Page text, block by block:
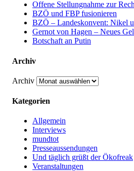
Offene Stellungnahme zur
BZÖ und FBP fusionieren
BZÖ – Landeskonvent: Nikel
Gernot von Hagen – Neues
Botschaft an Putin
Archiv
Archiv
Kategorien
Allgemein
Interviews
mundtot
Presseaussendungen
Und täglich grüßt der Ökofreak
Veranstaltungen